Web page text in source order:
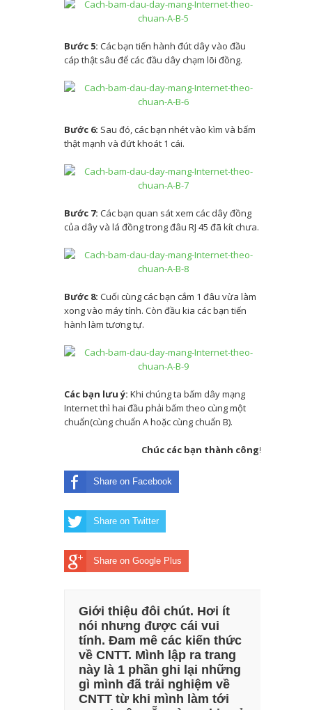
cần đổ xăng và sạc điện, liệu có thể
thay thế xe điện hai bánh? Bạn nghĩ
canh tác tiêu chuẩn cao được xây
dựng như thế này (nghiên cứu ban
Bước 5: Các bạn tiến hành đút dây vào đầu
cáp thật sâu để các đầu dây chạm lõi đồng.
Bước 6: Sau đó, các bạn nhét vào kìm và bấm
thật mạnh và đứt khoát 1 cái.
Bước 7: Các bạn quan sát xem các dây đồng
của dây và lá đồng trong đâu RJ 45 đã kít chưa.
Bước 8: Cuối cùng các bạn cắm 1 đâu vừa làm
xong vào máy tính. Còn đầu kia các bạn tiến
hành làm tương tự.
Các bạn lưu ý: Khi chúng ta bấm dây mạng
Internet thì hai đầu phải bấm theo cùng một
chuẩn(cùng chuẩn A hoặc cùng chuẩn B).
Chúc các bạn thành công!
Share on Facebook
Share on Twitter
Share on Google Plus
Giới thiệu đôi chút. Hơi ít
nói nhưng được cái vui
tính. Đam mê các kiến thức
về CNTT. Mình lập ra trang
này là 1 phần ghi lại những
gì mình đã trải nghiệm về
CNTT từ khi mình làm tới